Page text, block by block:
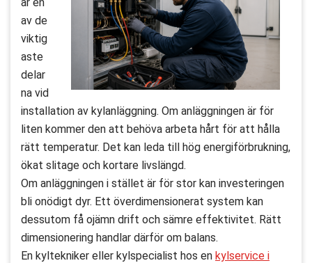
av de
viktig
aste
delar
na vid
installation av kylanläggning. Om anläggningen är för
liten kommer den att behöva arbeta hårt för att hålla
rätt temperatur. Det kan leda till hög energiförbrukning,
ökat slitage och kortare livslängd.
Om anläggningen i stället är för stor kan investeringen
bli onödigt dyr. Ett överdimensionerat system kan
dessutom få ojämn drift och sämre effektivitet. Rätt
dimensionering handlar därför om balans.
En kyltekniker eller kylspecialist hos en kylservice i